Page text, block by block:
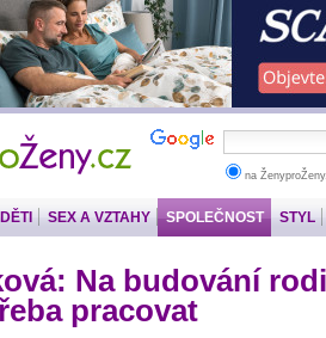
na
DĚTI SEX A VZTAHY SPOLEČNOST STYL
Na budování
pracovat